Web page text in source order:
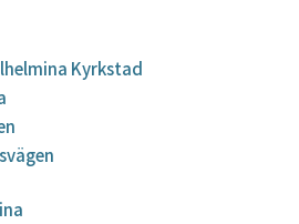
Kyrkstad